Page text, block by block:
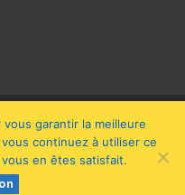
© 2019
Internet Loire 42
garantir la meilleure
continuez à utiliser ce
en êtes satisfait.